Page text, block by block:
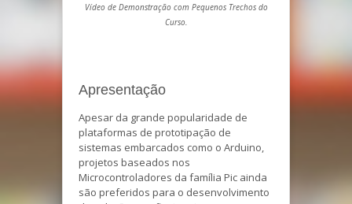
Vídeo de Demonstração com Pequenos Trechos do
Curso.
Apresentação
Apesar da grande popularidade de
plataformas de prototipação de
sistemas embarcados como o Arduino,
projetos baseados nos
Microcontroladores da família Pic ainda
são preferidos para o desenvolvimento